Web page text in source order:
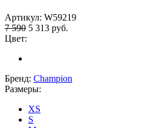
Артикул: W59219
7 590 5 313 руб.
Цвет:
Бренд: Champion
Размеры:
XS
S